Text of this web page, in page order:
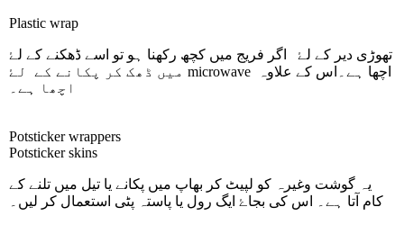
Plastic wrap
تھوڑی دیر کے لۓ اگر فریج میں کچھ رکھنا ہو تو اسے ڈھکنے کے لۓ
اچھا ہے۔اس کے علاوہ microwave میں ڈھک کر پکانے کے لۓ
اچھا ہے۔
Potsticker wrappers
Potsticker skins
یہ گوشت وغیرہ کو لپیٹ کر بھاپ میں پکانے یا تیل میں تلنے کے
کام آتا ہے۔ اس کی بجاۓ ایگ رول یا پاستہ پٹی استعمال کر لیں۔